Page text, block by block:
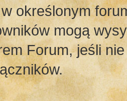
w określonym
mogą
Forum, jeśli